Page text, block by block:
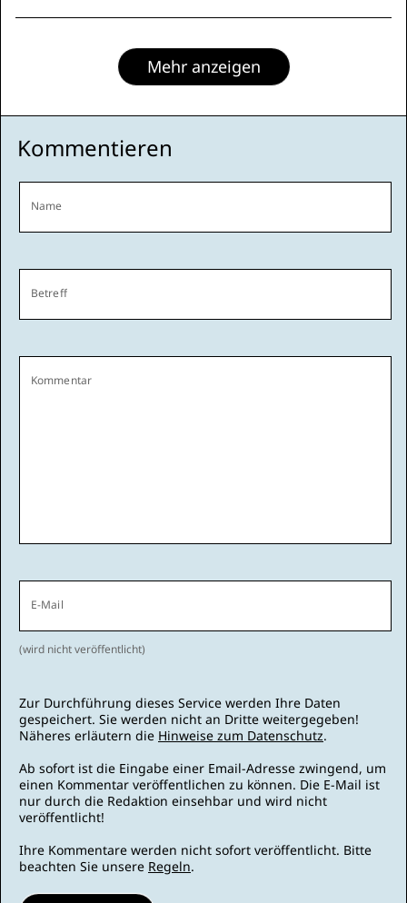
Mehr anzeigen
Kommentieren
Name
Betreff
Kommentar
E-Mail
(wird nicht veröffentlicht)
Zur Durchführung dieses Service werden Ihre Daten
gespeichert. Sie werden nicht an Dritte weitergegeben!
Näheres erläutern die Hinweise zum Datenschutz.
Ab sofort ist die Eingabe einer Email-Adresse zwingend, um
einen Kommentar veröffentlichen zu können. Die E-Mail ist
nur durch die Redaktion einsehbar und wird nicht
veröffentlicht!
Ihre Kommentare werden nicht sofort veröffentlicht. Bitte
beachten Sie unsere Regeln.